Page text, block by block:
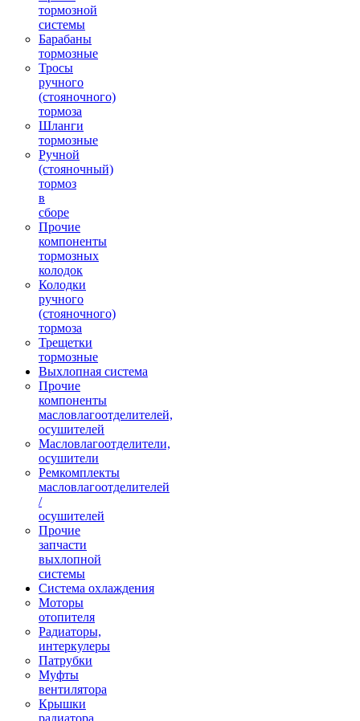
тормозной
системы
Барабаны
тормозные
Тросы
ручного
(стояночного)
тормоза
Шланги
тормозные
Ручной
(стояночный)
тормоз
в
сборе
Прочие
компоненты
тормозных
колодок
Колодки
ручного
(стояночного)
тормоза
Трещетки
тормозные
Выхлопная система
Прочие
компоненты
масловлагоотделителей,
осушителей
Масловлагоотделители,
осушители
Ремкомплекты
масловлагоотделителей
/
осушителей
Прочие
запчасти
выхлопной
системы
Система охлаждения
Моторы
отопителя
Радиаторы,
интеркулеры
Патрубки
Муфты
вентилятора
Крышки
радиатора